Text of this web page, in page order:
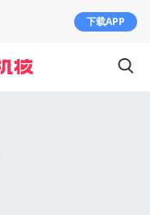
下载APP